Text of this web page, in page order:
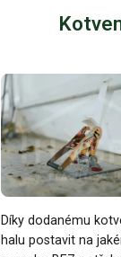
Díky dodanému
halu postavit na